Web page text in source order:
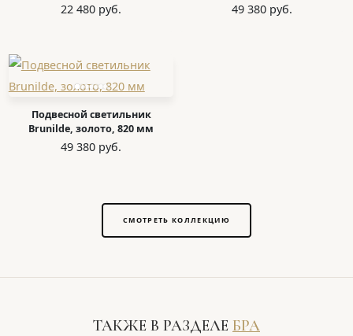
22 480 руб. 49 380 руб.
Подвесной светильник
Brunilde, золото, 820 мм
49 380 руб.
СМОТРЕТЬ КОЛЛЕКЦИЮ
ТАКЖЕ В РАЗДЕЛЕ БРА